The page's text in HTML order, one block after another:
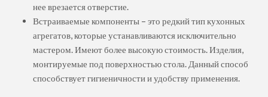
нее врезается отверстие.
Встраиваемые компоненты – это редкий тип кухонных
агрегатов, которые устанавливаются исключительно
мастером. Имеют более высокую стоимость. Изделия,
монтируемые под поверхностью стола. Данный способ
способствует гигиеничности и удобству применения.